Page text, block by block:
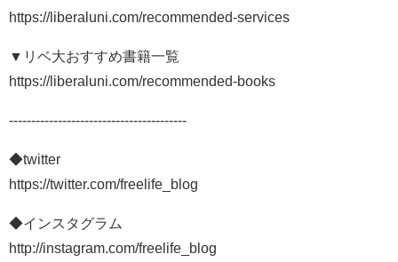
https://liberaluni.com/recommended-services
▼リベ大おすすめ書籍一覧
https://liberaluni.com/recommended-books
----------------------------------------
◆twitter
https://twitter.com/freelife_blog
◆インスタグラム
http://instagram.com/freelife_blog